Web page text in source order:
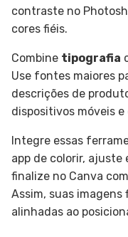
contraste no
cores fiéis.
Combine tipografia
Use fontes maiores
descrições de
dispositivos móveis e
Integre essas
app de colorir, ajuste
finalize no Canva
Assim, suas
alinhadas ao